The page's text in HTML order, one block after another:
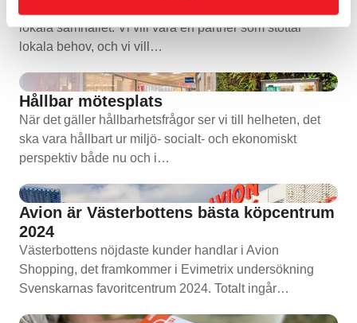
lokala samhället. Vi vill vara en partner som stöttar
lokala behov, och vi vill…
Hållbar mötesplats
När det gäller hållbarhetsfrågor ser vi till helheten, det
ska vara hållbart ur miljö- socialt- och ekonomiskt
perspektiv både nu och i…
Avion är Västerbottens bästa köpcentrum
2024
Västerbottens nöjdaste kunder handlar i Avion
Shopping, det framkommer i Evimetrix undersökning
Svenskarnas favoritcentrum 2024. Totalt ingår…